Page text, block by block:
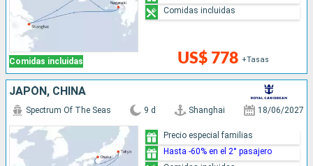
Comidas incluidas US$ 778 +Tasas
Comidas incluidas
JAPÓN, CHINA
Spectrum Of The Seas 9 d Shanghai 18/06/2027
Precio especial familias
Hasta -60% en el 2° pasajero